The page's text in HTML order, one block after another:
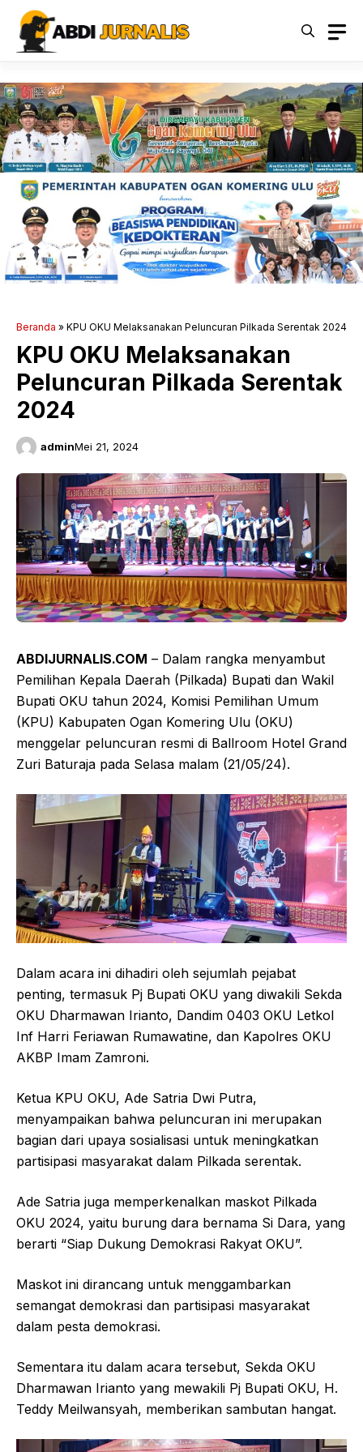
Langsung
Beranda » KPU OKU Melaksanakan Peluncuran Pilkada Serentak 2024
KPU OKU Melaksanakan
Peluncuran Pilkada Serentak
2024
adminMei 21, 2024
ABDIJURNALIS.COM – Dalam rangka menyambut
Pemilihan Kepala Daerah (Pilkada) Bupati dan Wakil
Bupati OKU tahun 2024, Komisi Pemilihan Umum
(KPU) Kabupaten Ogan Komering Ulu (OKU)
menggelar peluncuran resmi di Ballroom Hotel Grand
Zuri Baturaja pada Selasa malam (21/05/24).
Dalam acara ini dihadiri oleh sejumlah pejabat
penting, termasuk Pj Bupati OKU yang diwakili Sekda
OKU Dharmawan Irianto, Dandim 0403 OKU Letkol
Inf Harri Feriawan Rumawatine, dan Kapolres OKU
AKBP Imam Zamroni.
Ketua KPU OKU, Ade Satria Dwi Putra,
menyampaikan bahwa peluncuran ini merupakan
bagian dari upaya sosialisasi untuk meningkatkan
partisipasi masyarakat dalam Pilkada serentak.
Ade Satria juga memperkenalkan maskot Pilkada
OKU 2024, yaitu burung dara bernama Si Dara, yang
berarti “Siap Dukung Demokrasi Rakyat OKU”.
Maskot ini dirancang untuk menggambarkan
semangat demokrasi dan partisipasi masyarakat
dalam pesta demokrasi.
Sementara itu dalam acara tersebut, Sekda OKU
Dharmawan Irianto yang mewakili Pj Bupati OKU, H.
Teddy Meilwansyah, memberikan sambutan hangat.